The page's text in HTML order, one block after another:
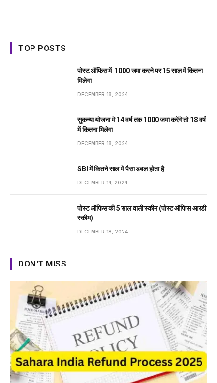
TOP POSTS
पोस्ट ऑफिस में ₹ 1000 जमा करने पर 15 साल में कितना
मिलेगा
DECEMBER 18, 2024
सुकन्या योजना में 14 वर्ष तक ₹1000 जमा करेंगे तो 18 वर्ष
में कितना मिलेगा
DECEMBER 18, 2024
SBI में कितने साल में पैसा डबल होता है
DECEMBER 14, 2024
पोस्ट ऑफिस की 5 साल वाली स्कीम (पोस्ट ऑफिस आरडी
स्कीम)
DECEMBER 18, 2024
DON'T MISS